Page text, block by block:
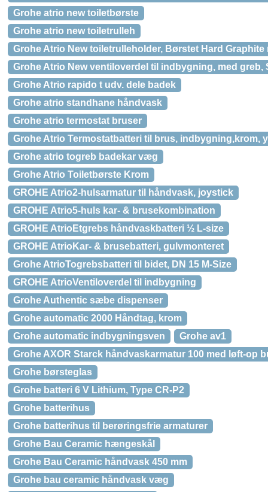
Grohe atrio new toiletbørste
Grohe atrio new toiletrulleh
Grohe Atrio New toiletrulleholder, Børstet Hard Graphite
Grohe Atrio New ventiloverdel til indbygning, med greb,
Grohe Atrio rapido t udv. dele badek
Grohe atrio standhane håndvask
Grohe atrio termostat bruser
Grohe Atrio Termostatbatteri til brus, indbygning,krom,
Grohe atrio togreb badekar væg
Grohe Atrio Toiletbørste Krom
GROHE Atrio2-hulsarmatur til håndvask, joystick
GROHE Atrio5-huls kar- & brusekombination
GROHE AtrioEtgrebs håndvaskbatteri ½ L-size
GROHE AtrioKar- & brusebatteri, gulvmonteret
Grohe AtrioTogrebsbatteri til bidet, DN 15 M-Size
GROHE AtrioVentiloverdel til indbygning
Grohe Authentic sæbe dispenser
Grohe automatic 2000 Håndtag, krom
Grohe automatic indbygningsven
Grohe av1
Grohe AXOR Starck håndvaskarmatur 100 med løft-op
Grohe børsteglas
Grohe batteri 6 V Lithium, Type CR-P2
Grohe batterihus
Grohe batterihus til berøringsfrie armaturer
Grohe Bau Ceramic hængeskål
Grohe Bau Ceramic håndvask 450 mm
Grohe bau ceramic håndvask væg